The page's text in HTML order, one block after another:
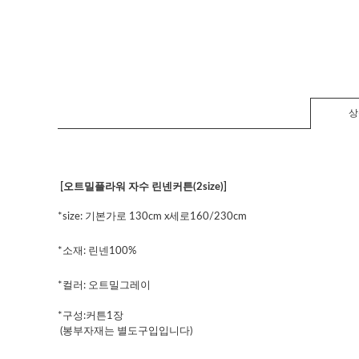
상
[오트밀플라워 자수 린넨커튼(2size)]
*size: 기본가로 130cm x세로160/230cm
*소재: 린넨100%
*컬러: 오트밀그레이
*구성:커튼1장
(봉부자재는 별도구입입니다)